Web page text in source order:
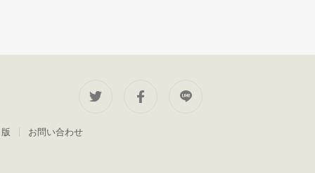
お問い合わせ